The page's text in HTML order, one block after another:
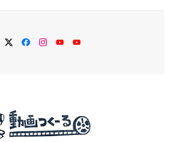
twitterTwitter
Facebook
Instagram
YouTubeYouTube